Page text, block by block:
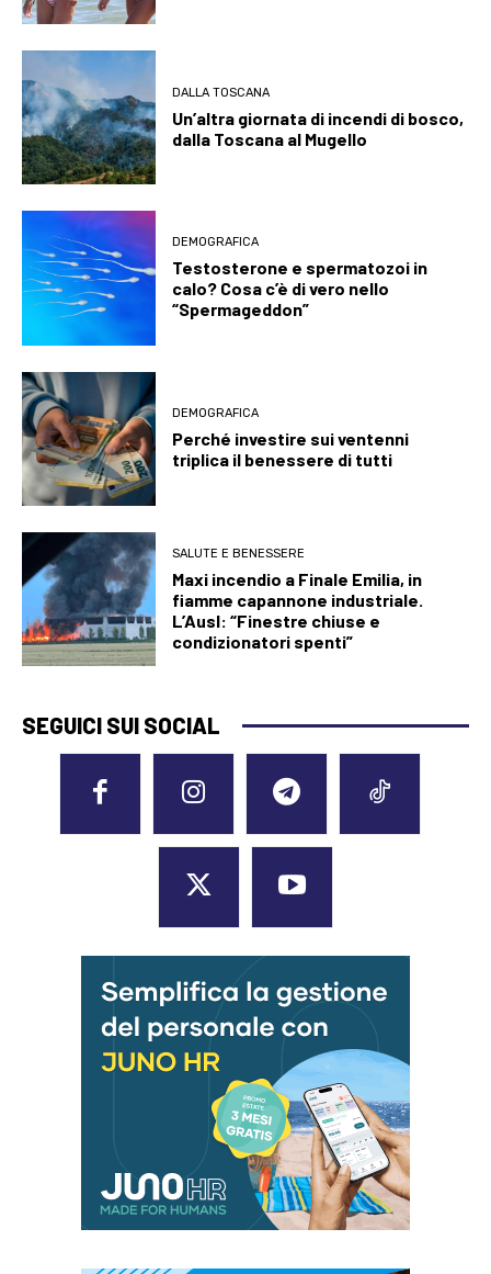
DALLA TOSCANA
Un’altra giornata di incendi di bosco,
dalla Toscana al Mugello
DEMOGRAFICA
Testosterone e spermatozoi in
calo? Cosa c’è di vero nello
“Spermageddon”
DEMOGRAFICA
Perché investire sui ventenni
triplica il benessere di tutti
SALUTE E BENESSERE
Maxi incendio a Finale Emilia, in
fiamme capannone industriale.
L’Ausl: “Finestre chiuse e
condizionatori spenti”
SEGUICI SUI SOCIAL